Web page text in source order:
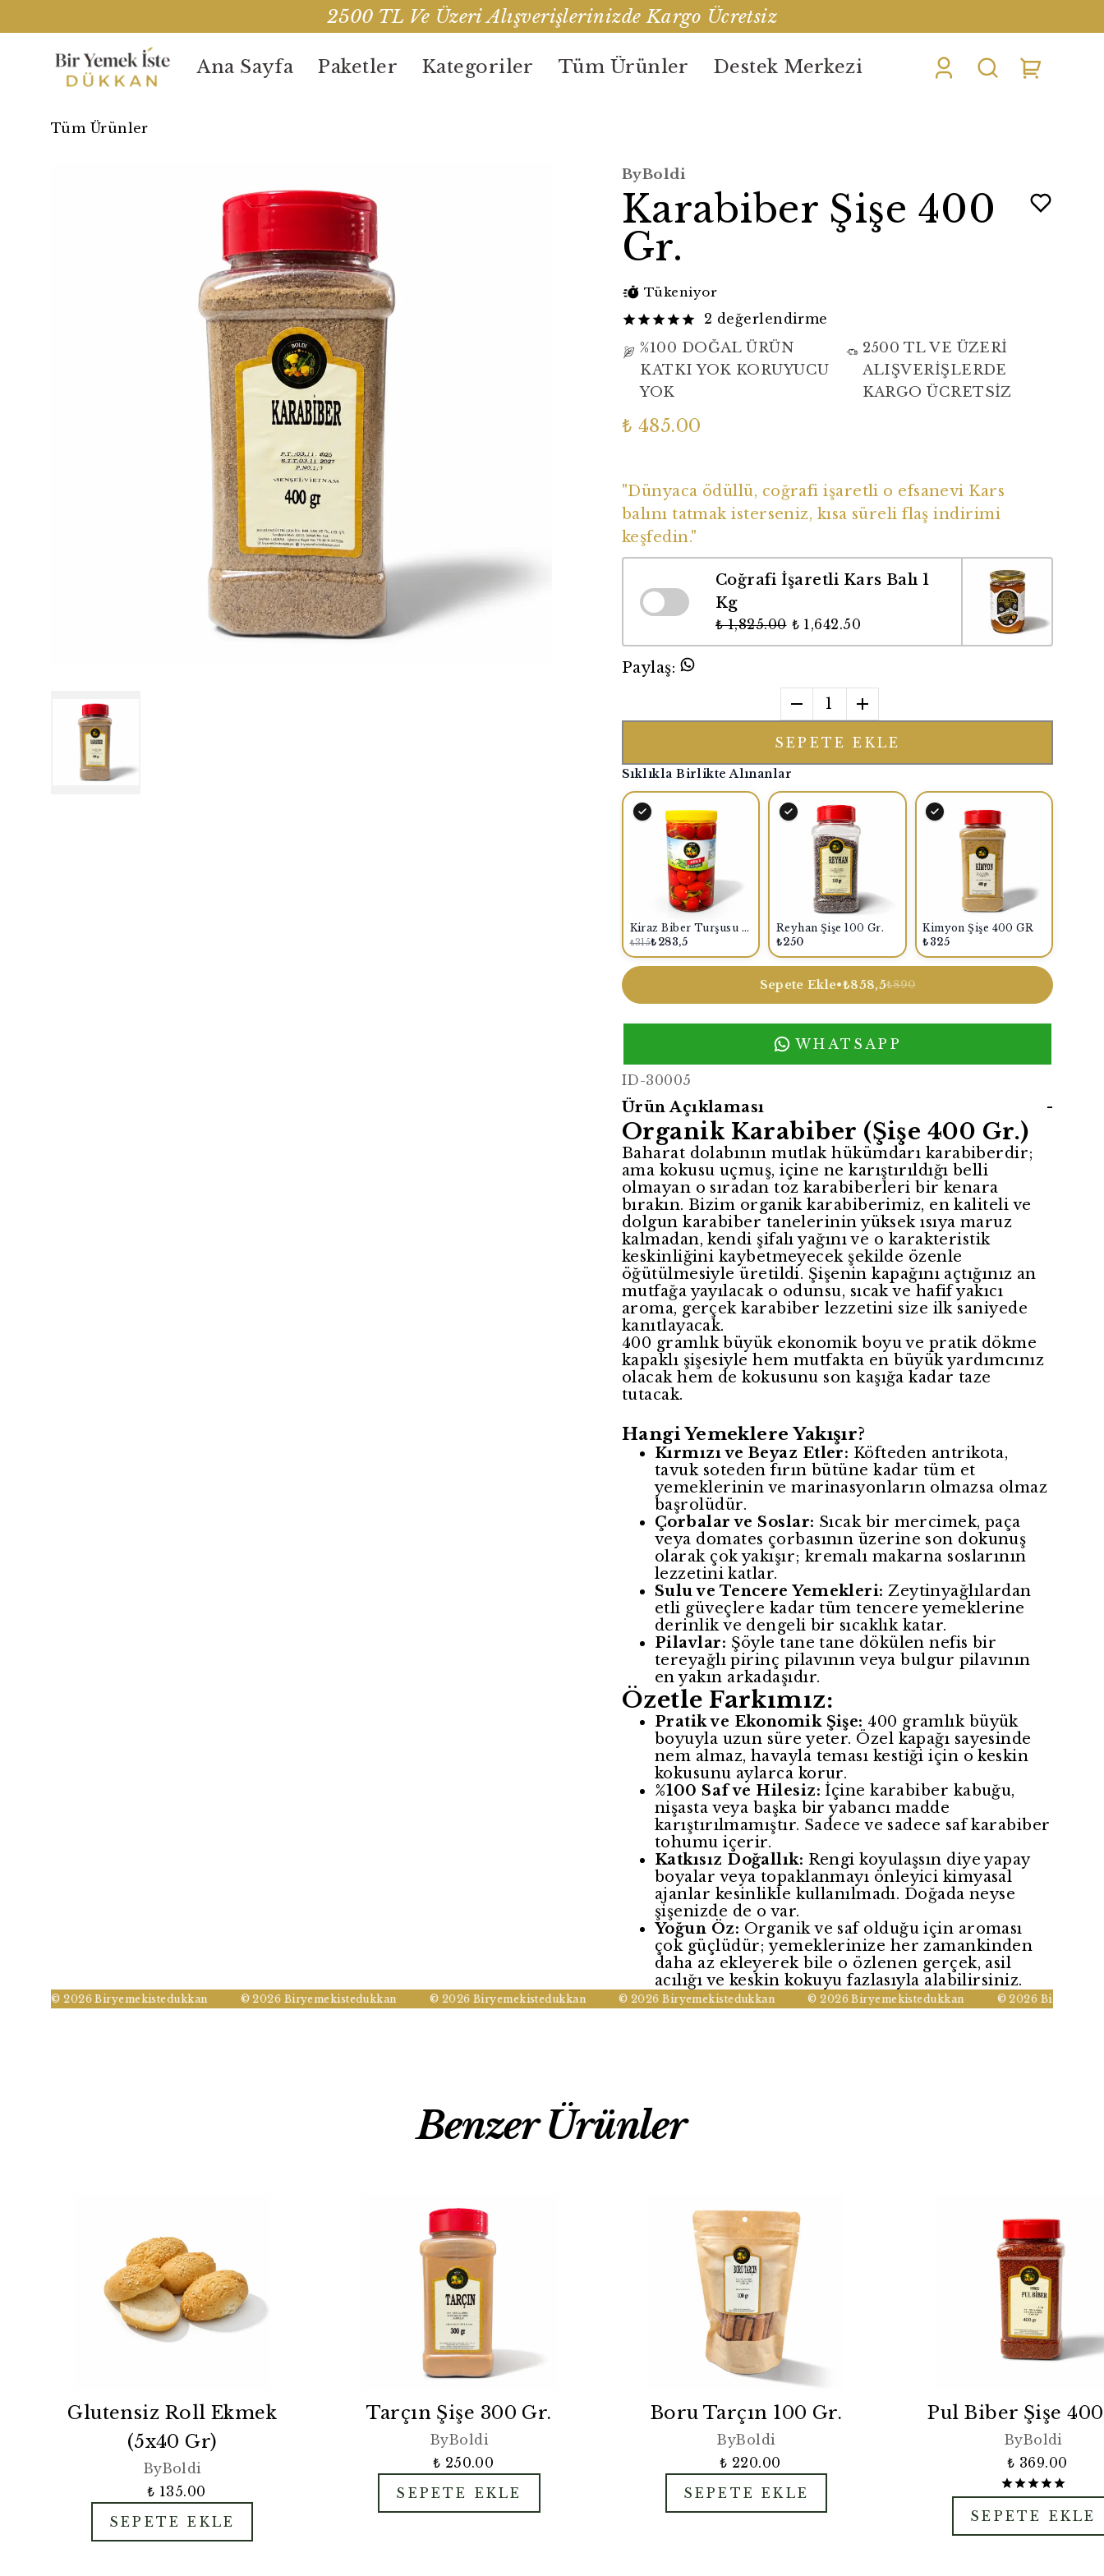
2500 TL Ve Üzeri Alışverişlerinizde Kargo Ücretsiz
Ana Sayfa Paketler Kategoriler Tüm Ürünler Destek Merkezi
Tüm Ürünler
ByBoldi
Karabiber Şişe 400
Gr.
Tükeniyor
2 değerlendirme
%100 DOĞAL ÜRÜN
KATKI YOK KORUYUCU
YOK
2500 TL VE ÜZERİ
ALIŞVERİŞLERDE
KARGO ÜCRETSİZ
₺ 485.00
"Dünyaca ödüllü, coğrafi işaretli o efsanevi Kars
balını tatmak isterseniz, kısa süreli flaş indirimi
keşfedin."
Coğrafi İşaretli Kars Balı 1
Kg
₺ 1,825.00 ₺ 1,642.50
Paylaş:
1
SEPETE EKLE
Sıklıkla Birlikte Alınanlar
Kiraz Biber Turşusu 1500 Gr.
₺315₺283,5
Reyhan Şişe 100 Gr.
₺250
Kimyon Şişe 400 GR
₺325
Sepete Ekle•₺858,5₺890
WHATSAPP
ID-30005
Ürün Açıklaması -
Organik Karabiber (Şişe 400 Gr.)
Baharat dolabının mutlak hükümdarı karabiberdir;
ama kokusu uçmuş, içine ne karıştırıldığı belli
olmayan o sıradan toz karabiberleri bir kenara
bırakın. Bizim organik karabiberimiz, en kaliteli ve
dolgun karabiber tanelerinin yüksek ısıya maruz
kalmadan, kendi şifalı yağını ve o karakteristik
keskinliğini kaybetmeyecek şekilde özenle
öğütülmesiyle üretildi. Şişenin kapağını açtığınız an
mutfağa yayılacak o odunsu, sıcak ve hafif yakıcı
aroma, gerçek karabiber lezzetini size ilk saniyede
kanıtlayacak.
400 gramlık büyük ekonomik boyu ve pratik dökme
kapaklı şişesiyle hem mutfakta en büyük yardımcınız
olacak hem de kokusunu son kaşığa kadar taze
tutacak.
Hangi Yemeklere Yakışır?
Kırmızı ve Beyaz Etler: Köfteden antrikota,
tavuk soteden fırın bütüne kadar tüm et
yemeklerinin ve marinasyonların olmazsa olmaz
başrolüdür.
Çorbalar ve Soslar: Sıcak bir mercimek, paça
veya domates çorbasının üzerine son dokunuş
olarak çok yakışır; kremalı makarna soslarının
lezzetini katlar.
Sulu ve Tencere Yemekleri: Zeytinyağlılardan
etli güveçlere kadar tüm tencere yemeklerine
derinlik ve dengeli bir sıcaklık katar.
Pilavlar: Şöyle tane tane dökülen nefis bir
tereyağlı pirinç pilavının veya bulgur pilavının
en yakın arkadaşıdır.
Özetle Farkımız:
Pratik ve Ekonomik Şişe: 400 gramlık büyük
boyuyla uzun süre yeter. Özel kapağı sayesinde
nem almaz, havayla teması kestiği için o keskin
kokusunu aylarca korur.
%100 Saf ve Hilesiz: İçine karabiber kabuğu,
nişasta veya başka bir yabancı madde
karıştırılmamıştır. Sadece ve sadece saf karabiber
tohumu içerir.
Katkısız Doğallık: Rengi koyulaşsın diye yapay
boyalar veya topaklanmayı önleyici kimyasal
ajanlar kesinlikle kullanılmadı. Doğada neyse
şişenizde de o var.
Yoğun Öz: Organik ve saf olduğu için aroması
çok güçlüdür; yemeklerinize her zamankinden
daha az ekleyerek bile o özlenen gerçek, asil
acılığı ve keskin kokuyu fazlasıyla alabilirsiniz.
© 2026 Biryemekistedukkan © 2026 Biryemekistedukkan © 2026 Biryemekistedukkan © 2026 Biryemekistedukkan © 2026 Biryemekistedukkan © 2026
Benzer Ürünler
Glutensiz Roll Ekmek
(5x40 Gr)
ByBoldi
₺ 135.00
SEPETE EKLE
Tarçın Şişe 300 Gr.
ByBoldi
₺ 250.00
SEPETE EKLE
Boru Tarçın 100 Gr.
ByBoldi
₺ 220.00
SEPETE EKLE
Pul Biber Şişe
ByBoldi
₺ 369.00
SEPETE EKLE